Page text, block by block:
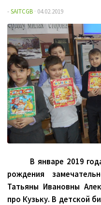
-SAITCGB · 04.02.2019
В январе 2019
рождения
Татьяны Ивановны
про Кузьку. В детской